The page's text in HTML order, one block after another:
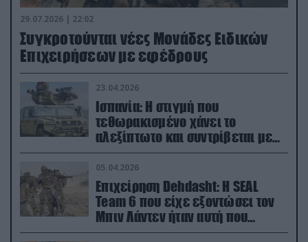
29.07.2026 | 22:02
Συγκροτούνται νέες Μονάδες Ειδικών
Επιχειρήσεων με εφέδρους
23.04.2026
Ισπανία: Η στιγμή που
τεθωρακισμένο χάνει το
αλεξίπτωτο και συντρίβεται με
ορμή στο έδαφος (βίντεο)
05.04.2026
Επιχείρηση Dehdasht: Η SEAL
Team 6 που είχε εξοντώσει τον
Μπιν Λάντεν ήταν αυτή που
διέσωσε τον πιλότο του F-15